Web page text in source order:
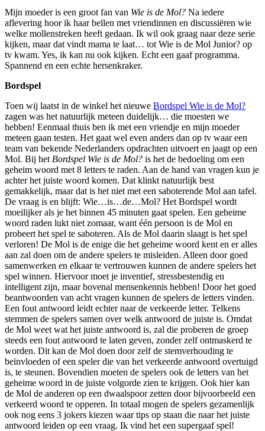
Mijn moeder is een groot fan van Wie is de Mol? Na iedere
aflevering hoor ik haar bellen met vriendinnen en discussiëren wie
welke mollenstreken heeft gedaan. Ik wil ook graag naar deze serie
kijken, maar dat vindt mama te laat… tot Wie is de Mol Junior? op
tv kwam. Yes, ik kan nu ook kijken. Echt een gaaf programma.
Spannend en een echte hersenkraker.
Bordspel
Toen wij laatst in de winkel het nieuwe Bordspel Wie is de Mol?
zagen was het natuurlijk meteen duidelijk… die moesten we
hebben! Eenmaal thuis ben ik met een vriendje en mijn moeder
meteen gaan testen. Het gaat wel even anders dan op tv waar een
team van bekende Nederlanders opdrachten uitvoert en jaagt op een
Mol. Bij het Bordspel Wie is de Mol? is het de bedoeling om een
geheim woord met 8 letters te raden. Aan de hand van vragen kun je
achter het juiste woord komen. Dat klinkt natuurlijk best
gemakkelijk, maar dat is het niet met een saboterende Mol aan tafel.
De vraag is en blijft: Wie…is…de…Mol? Het Bordspel wordt
moeilijker als je het binnen 45 minuten gaat spelen. Een geheime
woord raden lukt niet zomaar, want één persoon is de Mol en
probeert het spel te saboteren. Als de Mol daarin slaagt is het spel
verloren! De Mol is de enige die het geheime woord kent en er alles
aan zal doen om de andere spelers te misleiden. Alleen door goed
samenwerken en elkaar te vertrouwen kunnen de andere spelers het
spel winnen. Hiervoor moet je inventief, stressbestendig en
intelligent zijn, maar bovenal mensenkennis hebben! Door het goed
beantwoorden van acht vragen kunnen de spelers de letters vinden.
Een fout antwoord leidt echter naar de verkeerde letter. Telkens
stemmen de spelers samen over welk antwoord de juiste is. Omdat
de Mol weet wat het juiste antwoord is, zal die proberen de groep
steeds een fout antwoord te laten geven, zonder zelf ontmaskerd te
worden. Dit kan de Mol doen door zelf de stemverhouding te
beïnvloeden of een speler die van het verkeerde antwoord overtuigd
is, te steunen. Bovendien moeten de spelers ook de letters van het
geheime woord in de juiste volgorde zien te krijgen. Ook hier kan
de Mol de anderen op een dwaalspoor zetten door bijvoorbeeld een
verkeerd woord te opperen. In totaal mogen de spelers gezamenlijk
ook nog eens 3 jokers kiezen waar tips op staan die naar het juiste
antwoord leiden op een vraag. Ik vind het een supergaaf spel!